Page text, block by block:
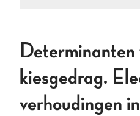
Determinanten
kiesgedrag.
verhoudingen